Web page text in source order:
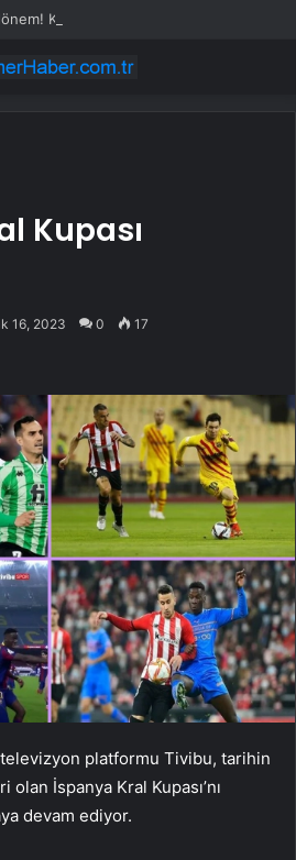
Kuyumcular kazan kaldıracak
Kupası
16, 2023 0 17
platformu Tivibu, tarihin
İspanya Kral Kupası’nı
devam ediyor.